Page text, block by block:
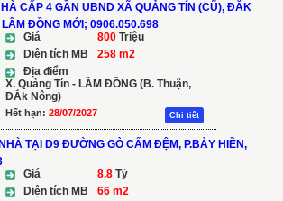
CẤP 4 GẦN UBND XÃ QUẢNG TÍN (CŨ), ĐĂK
LÂM ĐỒNG MỚI; 0906.050.698
Giá 800 Triệu
Diện tích MB
258 m2
Địa điểm
X. Quảng Tín - LẦM ĐỒNG (B. Thuận,
ĐẮk Nông)
Hết hạn: 28/07/2027 Chi tiết
TẠI D9 ĐƯỜNG GÒ CẤM ĐỆM, P.BẢY HIỀN,
Giá 8.8 Tỷ
Diện tích MB
66 m2